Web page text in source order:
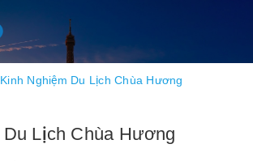
Kinh Nghiệm Du Lịch Chùa Hương
Lịch Chùa Hương